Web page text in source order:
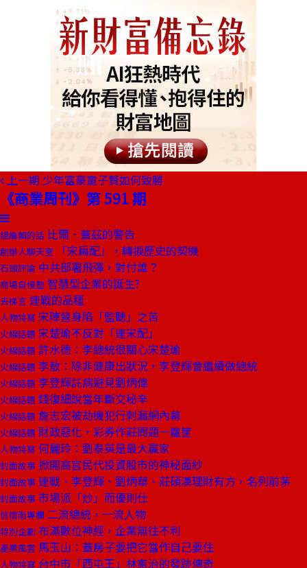
上一期 少年富豪童子賢如何致勝
《商業周刊》第 591 期
總編輯的話 比爾．蓋茲的警告
創辦人聊天室 「宋扁配」，轉捩歷史的契機
石頭評論 中共部署飛彈，對付誰？
商場自慢塾 智慧型企業的誕生?
去梯言 連戰的品種
人物特寫 宋陣營身陷「監聽」之苦
火線話題 宋楚瑜不反對「連宋配」
火線話題 許水德：李總統很關心宋楚瑜
火線話題 李敖：除非健康出狀況，李登輝會繼續做總統
火線話題 李登輝託病避見劉炳偉
火線話題 錢復細說當年斷交秘辛
火線話題 詹志宏被劫機犯行刺漏網內幕
火線話題 財政惡化，彩券作莊問題一籮筐
人物特寫 何麗玲：劉泰英是最大贏家
封面故事 掀開高官民代投資股市的神秘面紗
封面故事 連戰、李登輝、劉炳華、莊碩漢理財有方，名列前茅
封面故事 市場派「炒」而優則仕
信懷南專欄 二流總統，一流人物
特別企劃 布滿數位神經，企業無往不利
產業風雲 馬玉山：蓋房子要把它當作自己要住
人物特寫 台中市「西屯王」林憲治的發跡傳奇